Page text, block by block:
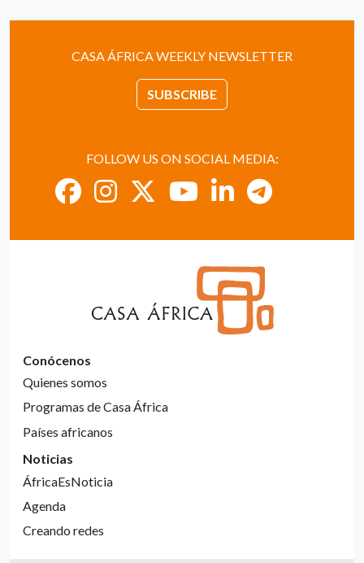
CASA ÁFRICA WEEKLY NEWSLETTER
SUBSCRIBE
FOLLOW US ON SOCIAL MEDIA:
Conócenos
Quienes somos
Programas de Casa África
Países africanos
Noticias
ÁfricaEsNoticia
Agenda
Creando redes